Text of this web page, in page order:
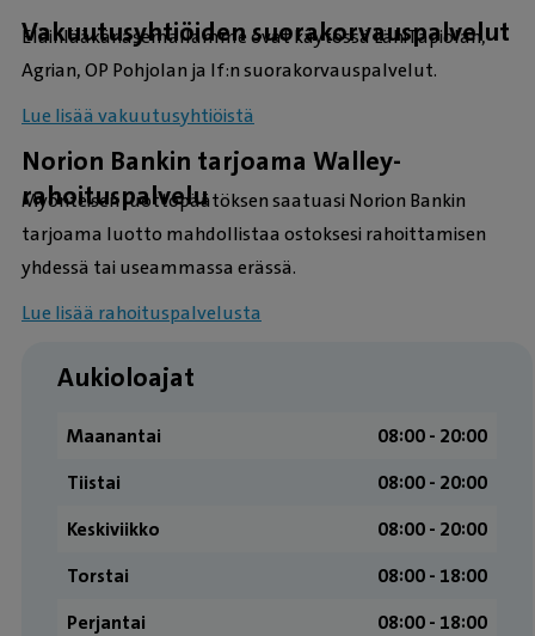
Vakuutusyhtiöiden suorakorvauspalvelut
Eläinlääkäriasemallamme ovat käytössä LähiTapiolan,
Agrian, OP Pohjolan ja If:n suorakorvauspalvelut.
Lue lisää vakuutusyhtiöistä
Norion Bankin tarjoama Walley-
rahoituspalvelu
Myönteisen luottopäätöksen saatuasi Norion Bankin
tarjoama luotto mahdollistaa ostoksesi rahoittamisen
yhdessä tai useammassa erässä.
Lue lisää rahoituspalvelusta
Aukioloajat
Maanantai
08:00 ­- 20:00
Tiistai
08:00 ­- 20:00
Keskiviikko
08:00 ­- 20:00
Torstai
08:00 ­- 18:00
Perjantai
08:00 ­- 18:00